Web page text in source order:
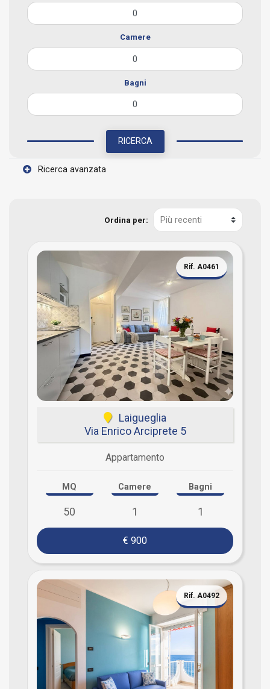
Camere
Bagni
RICERCA
Ricerca avanzata
Ordina per:
Rif. A0461
Laigueglia
Via Enrico Arciprete 5
Appartamento
MQ
50
Camere
1
Bagni
1
€ 900
Rif. A0492